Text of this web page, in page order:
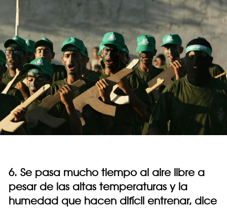
6. Se pasa mucho tiempo al aire libre a
pesar de las altas temperaturas y la
humedad que hacen difícil entrenar, dice